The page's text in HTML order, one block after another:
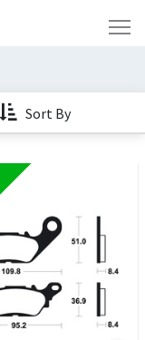
Sort By